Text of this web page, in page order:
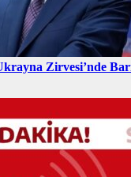
Zirvesi’nde